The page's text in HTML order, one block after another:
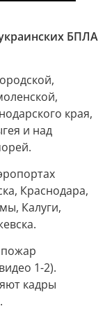
БПЛА
края,
и над
Краснодара,
Калуги,
1-2).
кадры